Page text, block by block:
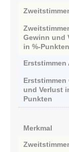
Gewinn und
in %-Punkten
Erststimmen
Erststimmen
und Verlust
Punkten
Merkmal